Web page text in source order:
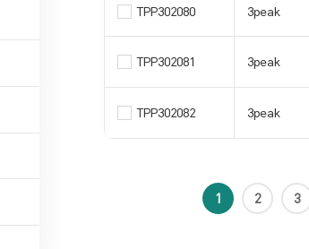
TPP302080 3peak
TPP302081 3peak
TPP302082 3peak
1 2 3